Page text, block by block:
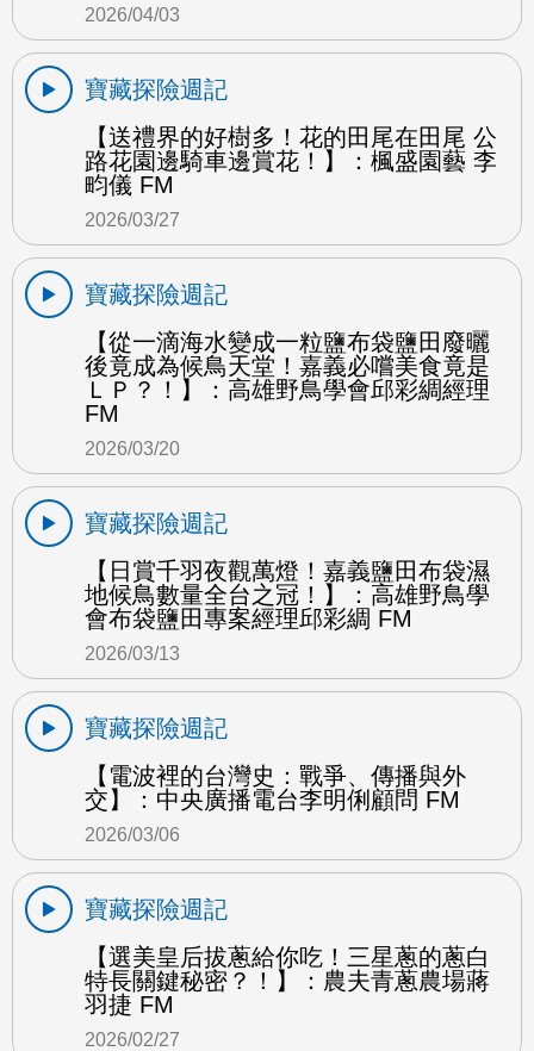
2026/04/03
寶藏探險週記
【送禮界的好樹多！花的田尾在田尾 公
路花園邊騎車邊賞花！】：楓盛園藝 李
畇儀 FM
2026/03/27
寶藏探險週記
【從一滴海水變成一粒鹽布袋鹽田廢曬
後竟成為候鳥天堂！嘉義必嚐美食竟是
ＬＰ？！】：高雄野鳥學會邱彩綢經理
FM
2026/03/20
寶藏探險週記
【日賞千羽夜觀萬燈！嘉義鹽田布袋濕
地候鳥數量全台之冠！】：高雄野鳥學
會布袋鹽田專案經理邱彩綢 FM
2026/03/13
寶藏探險週記
【電波裡的台灣史：戰爭、傳播與外
交】：中央廣播電台李明俐顧問 FM
2026/03/06
寶藏探險週記
【選美皇后拔蔥給你吃！三星蔥的蔥白
特長關鍵秘密？！】：農夫青蔥農場蔣
羽捷 FM
2026/02/27